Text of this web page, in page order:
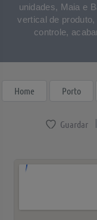
unidades, Maia e
vertical de
controle,
Home Porto